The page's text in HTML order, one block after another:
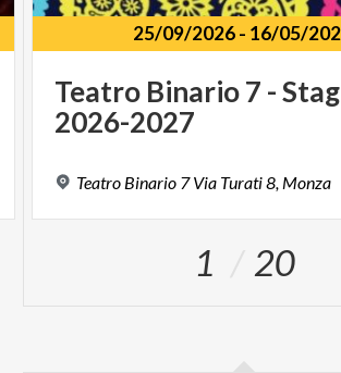
25/09/2026- 16/05/
Teatro Binario7 -
2026-2027
Teatro Binario 7 Via Turati8, Monza
1 20